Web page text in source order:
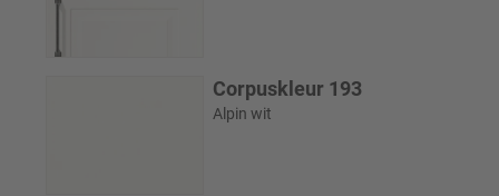
Corpuskleur 193
Alpin wit